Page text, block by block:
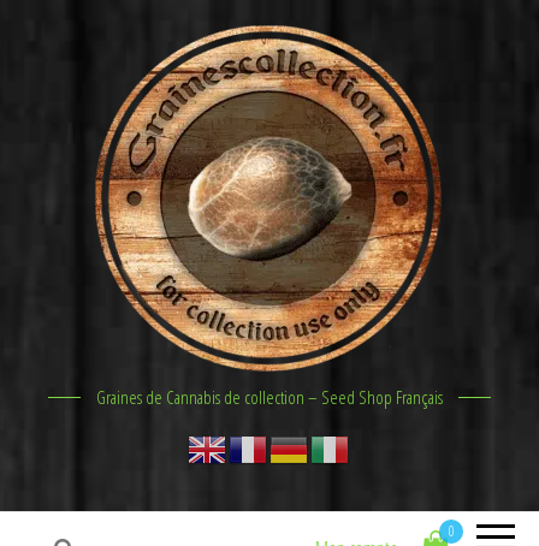
Graines de Cannabis de collection – Seed Shop Français
0